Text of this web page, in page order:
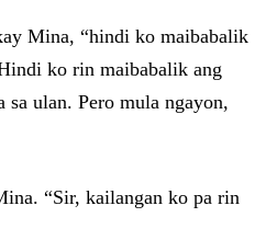
Mina, “hindi ko maibabalik
ko rin maibabalik ang
sa ulan. Pero mula ngayon,
“Sir, kailangan ko pa rin